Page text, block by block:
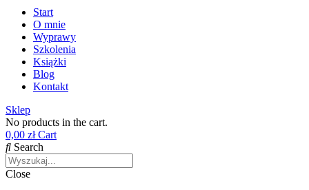
Start
O mnie
Wyprawy
Szkolenia
Książki
Blog
Kontakt
Sklep
No products in the cart.
0,00 zł Cart
Search
Close